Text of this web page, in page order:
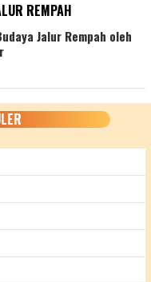
REMPAH
Jalur Rempah oleh